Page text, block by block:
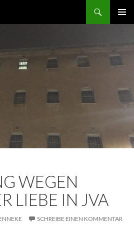
WEGEN
LIEBE IN JVA
SCHREIBE EINEN KOMMENTAR